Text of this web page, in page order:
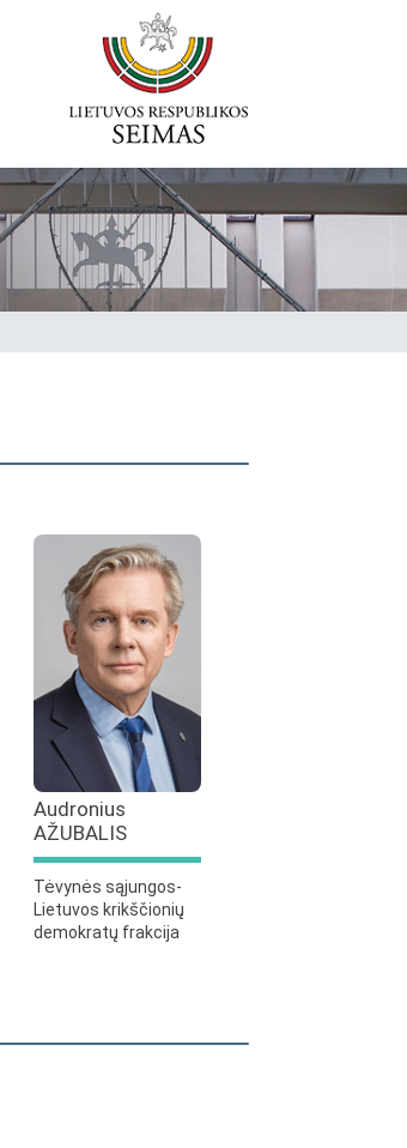
Audronius
AŽUBALIS
Tėvynės sąjungos-
Lietuvos krikščionių
demokratų frakcija